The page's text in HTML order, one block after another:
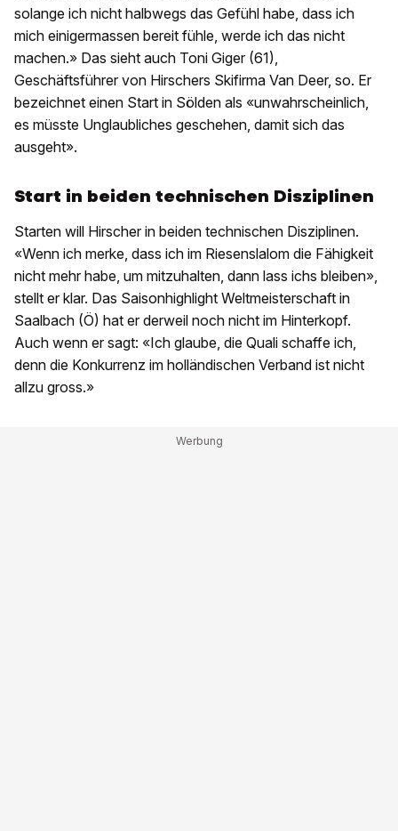
solange ich nicht halbwegs das Gefühl habe, dass ich
mich einigermassen bereit fühle, werde ich das nicht
machen.» Das sieht auch Toni Giger (61),
Geschäftsführer von Hirschers Skifirma Van Deer, so. Er
bezeichnet einen Start in Sölden als «unwahrscheinlich,
es müsste Unglaubliches geschehen, damit sich das
ausgeht».
Start in beiden technischen Disziplinen
Starten will Hirscher in beiden technischen Disziplinen.
«Wenn ich merke, dass ich im Riesenslalom die Fähigkeit
nicht mehr habe, um mitzuhalten, dann lass ichs bleiben»,
stellt er klar. Das Saisonhighlight Weltmeisterschaft in
Saalbach (Ö) hat er derweil noch nicht im Hinterkopf.
Auch wenn er sagt: «Ich glaube, die Quali schaffe ich,
denn die Konkurrenz im holländischen Verband ist nicht
allzu gross.»